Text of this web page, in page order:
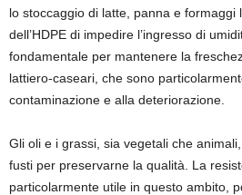
lo stoccaggio di latte, panna e formaggi
dell’HDPE di impedire l’ingresso di
fondamentale per mantenere la
lattiero-caseari, che sono
contaminazione e alla deteriorazione.
Gli oli e i grassi, sia vegetali che
fusti per preservarne la qualità. La
particolarmente utile in questo ambito,